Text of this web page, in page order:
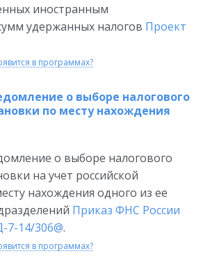
иностранным
удержанных налогов Проект
в программах?
о выборе налогового
по месту нахождения
о выборе налогового
на учет российской
нахождения одного из ее
Приказ ФНС России
7-14/306@.
в программах?